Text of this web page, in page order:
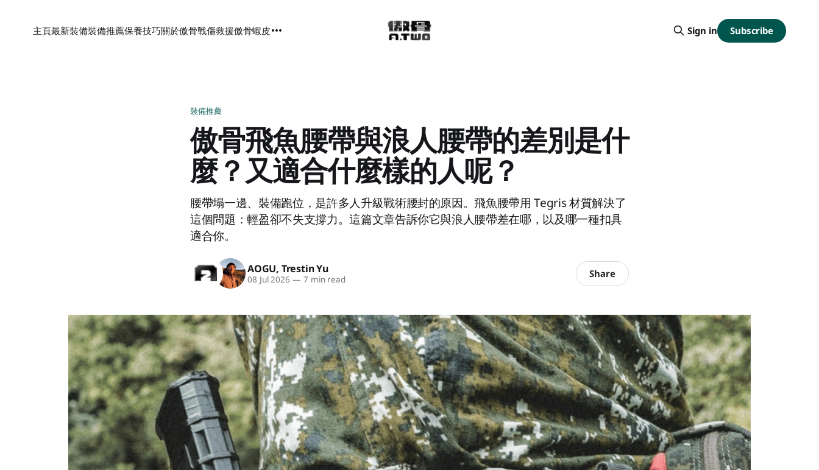
主頁最新裝備裝備推薦保養技巧關於傲骨戰傷救援傲骨蝦皮 Sign in Subscribe
裝備推薦
傲骨飛魚腰帶與浪人腰帶的差別是什
麼？又適合什麼樣的人呢？
腰帶塌一邊、裝備跑位，是許多人升級戰術腰封的原因。飛魚腰帶用 Tegris 材質解決了
這個問題：輕盈卻不失支撐力。這篇文章告訴你它與浪人腰帶差在哪，以及哪一種扣具
適合你。
AOGU, Trestin Yu
08 Jul 2026 — 7 min read Share